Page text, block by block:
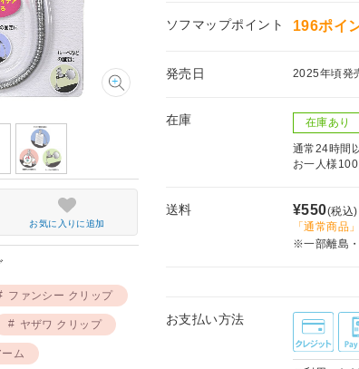
ソフマップポイント 196ポイ
発売日 2025年頃発
在庫 在庫あり
通常24時間
お一人様
送料 ¥550(税込)
「通常商品
※一部離島
お支払い方法
お気に入りに追加
ファンシー クリップ
ヤザワ クリップ
ム